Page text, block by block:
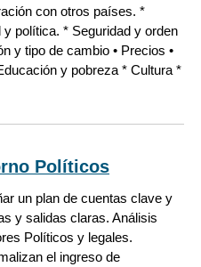
con otros países. *
política. * Seguridad y orden
y tipo de cambio • Precios •
y pobreza * Cultura *
Políticos
un plan de cuentas clave y
y salidas claras. Análisis
Políticos y legales.
el ingreso de